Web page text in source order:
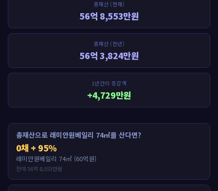
총재산 (현재)
56억 8,553만원
총재산 (전년)
56억 3,824만원
1년간의 증감액
+4,729만원
총재산으로 래미안원베일리 74㎡를 산다면?
0채 + 95%
래미안원베일리 74㎡ (60억원)
잔여 56억 8,553만원